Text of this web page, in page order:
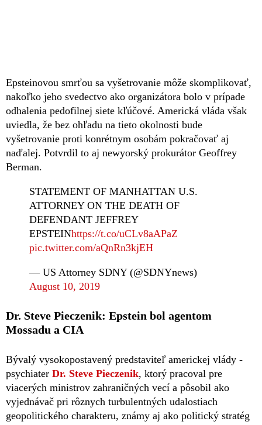
Epsteinovou smrťou sa vyšetrovanie môže skomplikovať,
nakoľko jeho svedectvo ako organizátora bolo v prípade
odhalenia pedofilnej siete kľúčové. Americká vláda však
uviedla, že bez ohľadu na tieto okolnosti bude
vyšetrovanie proti konrétnym osobám pokračovať aj
naďalej. Potvrdil to aj newyorský prokurátor Geoffrey
Berman.
STATEMENT OF MANHATTAN U.S.
ATTORNEY ON THE DEATH OF
DEFENDANT JEFFREY
EPSTEINhttps://t.co/uCLv8aAPaZ
pic.twitter.com/aQnRn3kjEH
— US Attorney SDNY (@SDNYnews)
August 10, 2019
Dr. Steve Pieczenik: Epstein bol agentom
Mossadu a CIA
Bývalý vysokopostavený predstaviteľ americkej vlády -
psychiater Dr. Steve Pieczenik, ktorý pracoval pre
viacerých ministrov zahraničných vecí a pôsobil ako
vyjednávač pri rôznych turbulentných udalostiach
geopolitického charakteru, známy aj ako politický stratég